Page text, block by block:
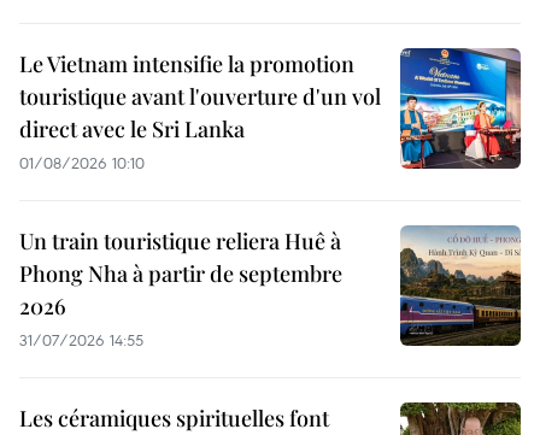
Le Vietnam intensifie la promotion
touristique avant l'ouverture d'un vol
direct avec le Sri Lanka
01/08/2026 10:10
Un train touristique reliera Huê à
Phong Nha à partir de septembre
2026
31/07/2026 14:55
Les céramiques spirituelles font